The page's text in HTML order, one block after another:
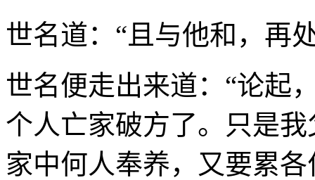
世名道：“且与他和，再
世名便走出来道：“论起
个人亡家破方了。只是
家中何人奉养，又要累各